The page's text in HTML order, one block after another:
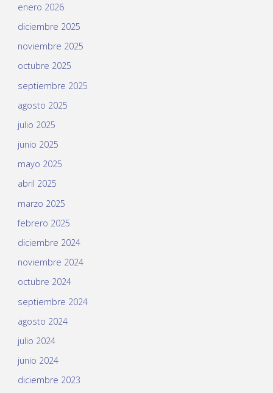
enero 2026
diciembre 2025
noviembre 2025
octubre 2025
septiembre 2025
agosto 2025
julio 2025
junio 2025
mayo 2025
abril 2025
marzo 2025
febrero 2025
diciembre 2024
noviembre 2024
octubre 2024
septiembre 2024
agosto 2024
julio 2024
junio 2024
diciembre 2023